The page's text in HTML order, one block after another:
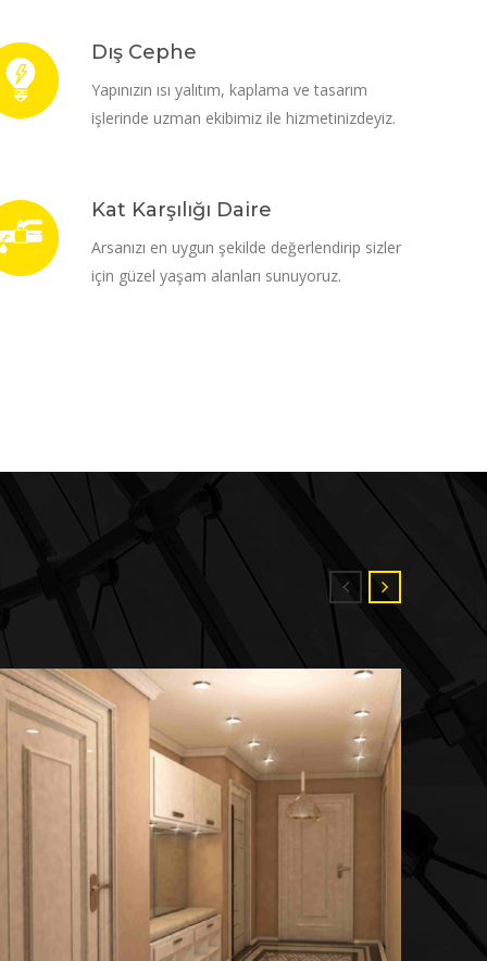
Dış Cephe
Yapınızın ısı yalıtım, kaplama ve tasarım
işlerinde uzman ekibimiz ile hizmetinizdeyiz.
Kat Karşılığı Daire
Arsanızı en uygun şekilde değerlendirip sizler
için güzel yaşam alanları sunuyoruz.